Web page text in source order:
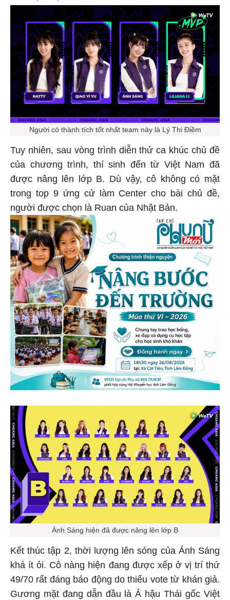
Người có thành tích tốt nhất team này là Lý Thi Điềm
Tuy nhiên, sau vòng trình diễn thử ca khúc chủ đề
của chương trình, thí sinh đến từ Việt Nam đã
được nâng lên lớp B. Dù vậy, cô không có mặt
trong top 9 ứng cử làm Center cho bài chủ đề,
người được chọn là Ruan của Nhật Bản.
Ánh Sáng hiện đã được nâng lên lớp B
Kết thúc tập 2, thời lượng lên sóng của Ánh Sáng
khá ít ỏi. Cô nàng hiện đang được xếp ở vị trí thứ
49/70 rất đáng báo động do thiếu vote từ khán giả.
Gương mặt đang dẫn đầu là Á hậu Thái gốc Việt